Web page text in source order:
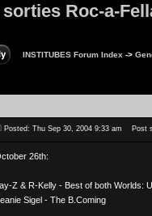
Roc-a-
INSTITUBES Forum Index ->
Posted: Thu Sep 30, 2004 9:33 am Post
26th:
Z & R-Kelly - Best of both Worlds:
Sigel - The B.Coming